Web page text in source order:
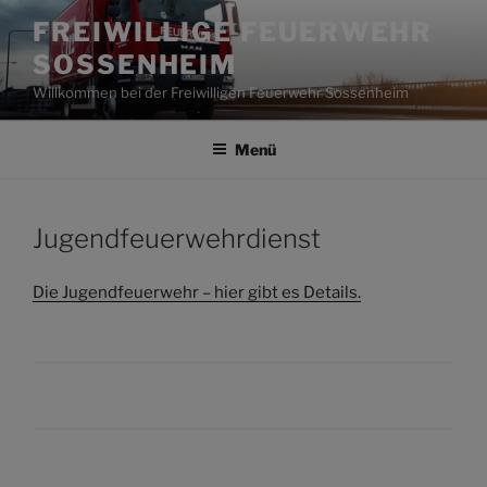
Zum
Inhalt
springen
FREIWILLIGE FEUERWEHR
SOSSENHEIM
Willkommen bei der Freiwilligen Feuerwehr Sossenheim
Menü
Jugendfeuerwehrdienst
Die Jugendfeuerwehr – hier gibt es Details.